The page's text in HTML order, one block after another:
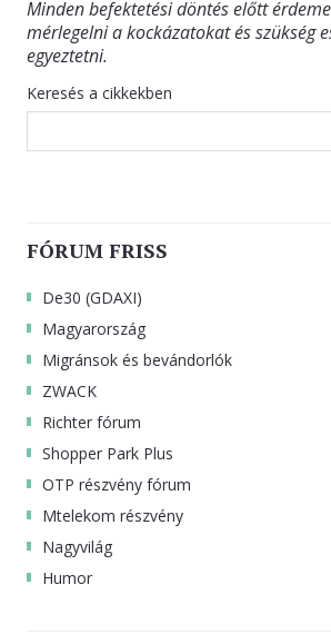
Minden befektetési döntés előtt
mérlegelni a kockázatokat és szükség
egyeztetni.
Keresés a cikkekben
FÓRUM FRISS
De30 (GDAXI)
Magyarország
Migránsok és bevándorlók
ZWACK
Richter fórum
Shopper Park Plus
OTP részvény fórum
Mtelekom részvény
Nagyvilág
Humor